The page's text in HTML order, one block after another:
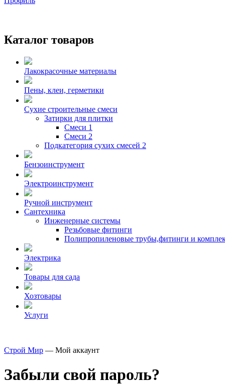
Каталог товаров
Лакокрасочные материалы
Пены, клеи, герметики
Сухие строительные смеси
Затирки для плитки
Смеси 1
Смеси 2
Подкатегория сухих смесей 2
Бензоинструмент
Электроинструмент
Ручной инструмент
Сантехника
Инженерные системы
Резьбовые фитинги
Полипропиленовые трубы,фитинги и
Электрика
Товары для сада
Хозтовары
Услуги
Строй Мир — Мой аккаунт
Забыли свой пароль?